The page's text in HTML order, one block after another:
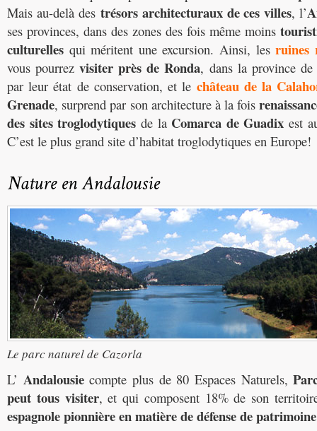
Mais au-delà destrésors architecturaux de ces villes, l’
ses provinces, dans des zones des fois même moins
culturelles qui méritent une excursion. Ainsi, lesruines
vous pourrezvisiter près de Ronda, dans la province de
par leur état de conservation, et le château de la
Grenade, surprend par son architecture à la fois
des sites troglodytiques de la Comarca de Guadix est
C’est le plus grand site d’habitat troglodytiques en Europe!
Le parc naturel de Cazorla
L’ Andalousiecompte plus de 80 Espaces Naturels,
peut tous visiter, et qui composent 18% de son
espagnole pionnière en matière de défense de